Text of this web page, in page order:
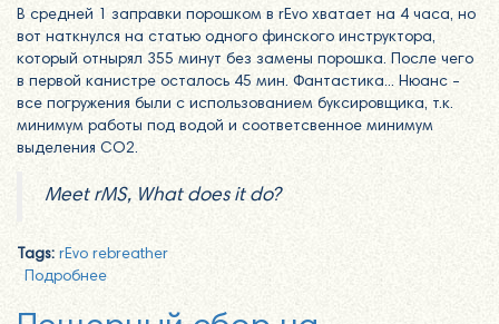
В средней 1 заправки порошком в rEvo хватает на 4 часа, но
вот наткнулся на статью одного финского инструктора,
который отнырял 355 минут без замены порошка. После чего
в первой канистре осталось 45 мин. Фантастика... Нюанс -
все погружения были с использованием буксировщика, т.к.
минимум работы под водой и соответсвенное минимум
выделения CO2.
Meet rMS, What does it do?
Tags: rEvo rebreather
Подробнее о Ребризер rEvo - 6 часов дайвинга без замены